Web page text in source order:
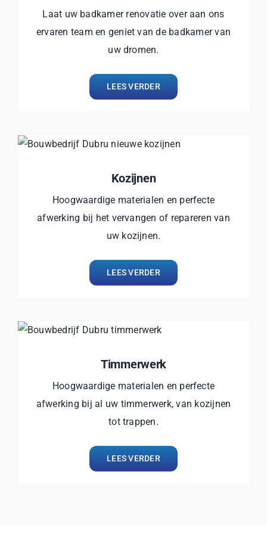
Laat uw badkamer renovatie over aan ons
ervaren team en geniet van de badkamer van
uw dromen.
LEES VERDER
Kozijnen
Hoogwaardige materialen en perfecte
afwerking bij het vervangen of repareren van
uw kozijnen.
LEES VERDER
Timmerwerk
Hoogwaardige materialen en perfecte
afwerking bij al uw timmerwerk, van kozijnen
tot trappen.
LEES VERDER